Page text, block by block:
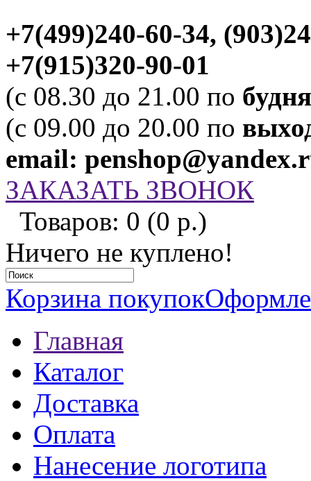
+7(499)240-60-34,
+7(915)320-90-01
(c 08.30 до 21.00 по
(c 09.00 до 20.00 по
email:
ЗАКАЗАТЬ ЗВОНОК
Товаров: 0 (0 р.)
Ничего не куплено!
Корзина покупок
Главная
Каталог
Доставка
Оплата
Нанесение логотипа